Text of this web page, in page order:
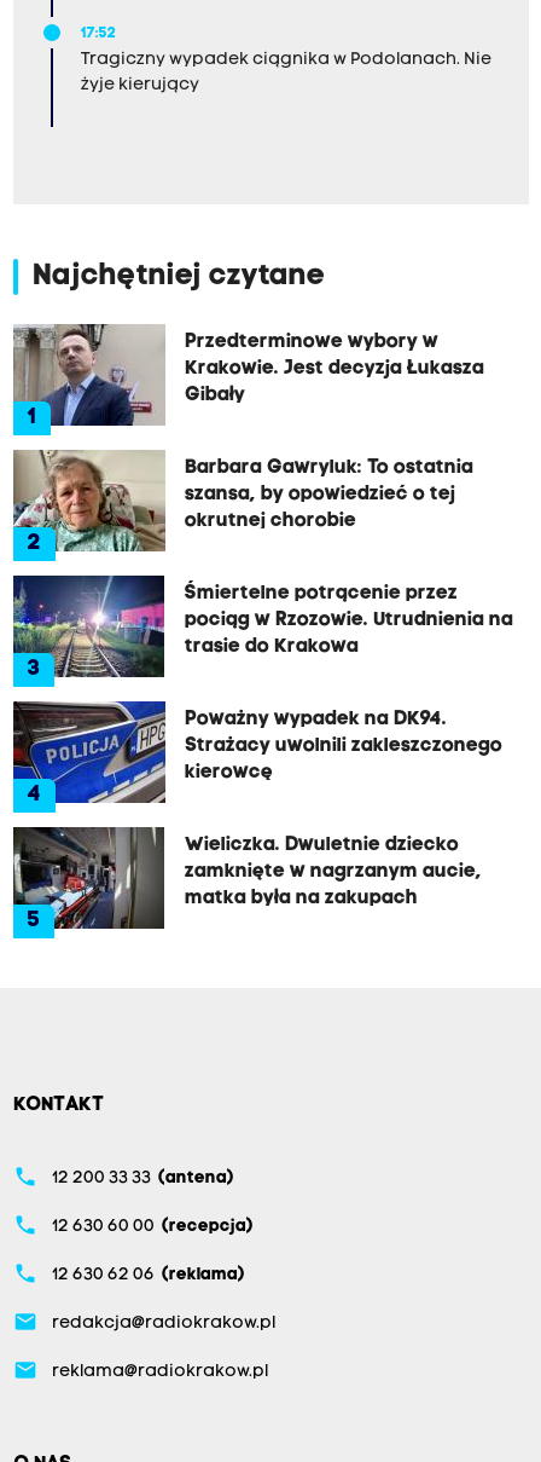
17:52
Tragiczny wypadek ciągnika w Podolanach. Nie
żyje kierujący
Najchętniej czytane
1
Przedterminowe wybory w
Krakowie. Jest decyzja Łukasza
Gibały
2
Barbara Gawryluk: To ostatnia
szansa, by opowiedzieć o tej
okrutnej chorobie
3
Śmiertelne potrącenie przez
pociąg w Rzozowie. Utrudnienia na
trasie do Krakowa
4
Poważny wypadek na DK94.
Strażacy uwolnili zakleszczonego
kierowcę
5
Wieliczka. Dwuletnie dziecko
zamknięte w nagrzanym aucie,
matka była na zakupach
KONTAKT
phone 12 200 33 33 (antena)
phone 12 630 60 00 (recepcja)
phone 12 630 62 06 (reklama)
email redakcja@radiokrakow.pl
email reklama@radiokrakow.pl